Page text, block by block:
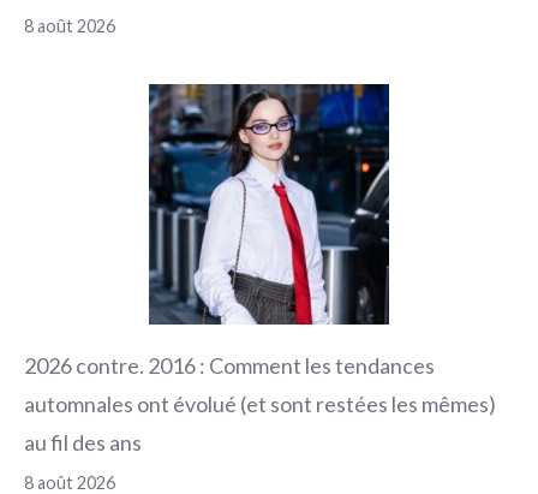
8 août 2026
2026 contre. 2016 : Comment les tendances
automnales ont évolué (et sont restées les mêmes)
au fil des ans
8 août 2026